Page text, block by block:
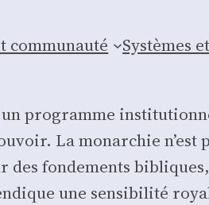
com­mu­nau­té
Sys­tèmes
pro­gramme
La monar­chie n’est
fon­de­ments
une sen­si­bi­li­té